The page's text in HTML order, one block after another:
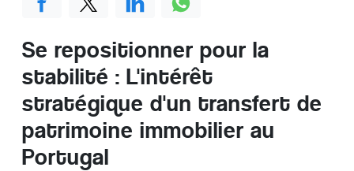
Se repositionner pour la
stabilité : L'intérêt
stratégique d'un transfert de
patrimoine immobilier au
Portugal